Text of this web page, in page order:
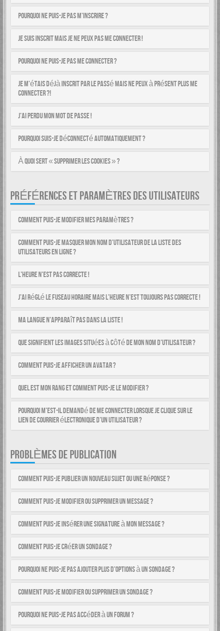
Pourquoi ne puis-je pas m’inscrire ?
Je suis inscrit mais je ne peux pas me connecter !
Pourquoi ne puis-je pas me connecter ?
Je m’étais déjà inscrit par le passé mais ne peux à présent plus me
connecter ?!
J’ai perdu mon mot de passe !
Pourquoi suis-je déconnecté automatiquement ?
À quoi sert « Supprimer les cookies » ?
PRÉFÉRENCES ET PARAMÈTRES DES UTILISATEURS
Comment puis-je modifier mes paramètres ?
Comment puis-je masquer mon nom d’utilisateur de la liste des
utilisateurs en ligne ?
L’heure n’est pas correcte !
J’ai réglé le fuseau horaire mais l’heure n’est toujours pas correcte !
Ma langue n’apparaît pas dans la liste !
Que signifient les images situées à côté de mon nom d’utilisateur ?
Comment puis-je afficher un avatar ?
Quel est mon rang et comment puis-je le modifier ?
Pourquoi m’est-il demandé de me connecter lorsque je clique sur le
lien de courrier électronique d’un utilisateur ?
PROBLÈMES DE PUBLICATION
Comment puis-je publier un nouveau sujet ou une réponse ?
Comment puis-je modifier ou supprimer un message ?
Comment puis-je insérer une signature à mon message ?
Comment puis-je créer un sondage ?
Pourquoi ne puis-je pas ajouter plus d’options à un sondage ?
Comment puis-je modifier ou supprimer un sondage ?
Pourquoi ne puis-je pas accéder à un forum ?